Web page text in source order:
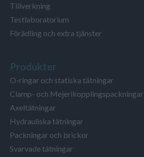
Tillverkning
Testlaboratorium
Förädling och extra tjänster
Produkter
O-ringar och statiska tätningar
Clamp- och Mejerikopplingspackningar
Axeltätningar
Hydrauliska tätningar
Packningar och brickor
Svarvade tätningar